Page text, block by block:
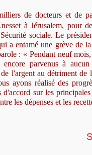
de docteurs et de
à Jérusalem, pour
sociale. Le
a entamé une grève de
: « Pendant neuf
encore parvenus à
l'argent au détriment
ayons réalisé des
d'accord sur les
les dépenses et les